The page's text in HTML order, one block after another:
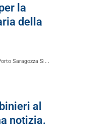
la
della
Saragozza Si...
al
notizia.